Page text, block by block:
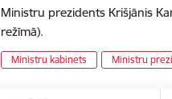
Ministru prezidents Krišjānis
režīmā).
Ministru kabinets Ministru